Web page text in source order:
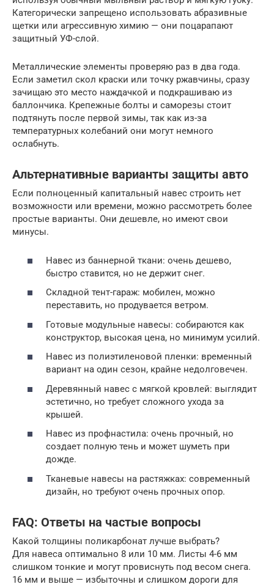
Категорически запрещено использовать абразивные
щетки или агрессивную химию — они поцарапают
защитный УФ-слой.
Металлические элементы проверяю раз в два года.
Если заметил скол краски или точку ржавчины, сразу
зачищаю это место наждачкой и подкрашиваю из
баллончика. Крепежные болты и саморезы стоит
подтянуть после первой зимы, так как из-за
температурных колебаний они могут немного
ослабнуть.
Альтернативные варианты защиты авто
Если полноценный капитальный навес строить нет
возможности или времени, можно рассмотреть более
простые варианты. Они дешевле, но имеют свои
минусы.
Навес из баннерной ткани: очень дешево,
быстро ставится, но не держит снег.
Складной тент-гараж: мобилен, можно
переставить, но продувается ветром.
Готовые модульные навесы: собираются как
конструктор, высокая цена, но минимум усилий.
Навес из полиэтиленовой пленки: временный
вариант на один сезон, крайне недолговечен.
Деревянный навес с мягкой кровлей: выглядит
эстетично, но требует сложного ухода за
крышей.
Навес из профнастила: очень прочный, но
создает полную тень и может шуметь при
дожде.
Тканевые навесы на растяжках: современный
дизайн, но требуют очень прочных опор.
FAQ: Ответы на частые вопросы
Какой толщины поликарбонат лучше выбрать?
Для навеса оптимально 8 или 10 мм. Листы 4-6 мм
слишком тонкие и могут провиснуть под весом снега.
16 мм и выше — избыточны и слишком дороги для